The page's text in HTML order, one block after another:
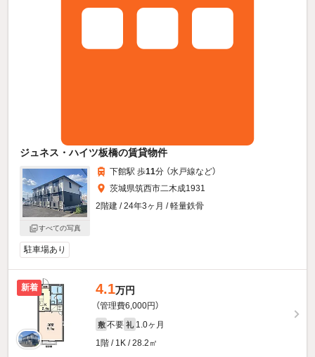
ジュネス・ハイツ板橋の賃貸物件
すべての写真
下館駅 歩11分 （水戸線など）
茨城県筑西市二木成1931
2階建 / 24年3ヶ月 / 軽量鉄骨
駐車場あり
新着 4.1万円
（管理費6,000円）
敷 不要 礼 1.0ヶ月
1階 / 1K / 28.2㎡